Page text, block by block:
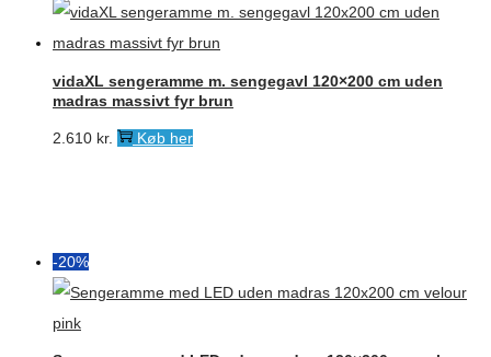
2.168 kr..1.699 kr..
vidaXL sengeramme m. sengegavl 120×200 cm uden
madras massivt fyr brun
2.610 kr. Køb her
-20%